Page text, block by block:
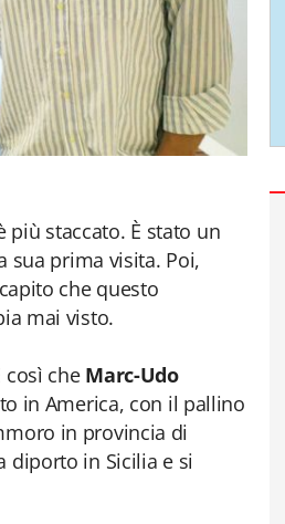
più staccato. È stato un
sua prima visita. Poi,
che questo
mai visto.
così che Marc-Udo
in America, con il pallino
in provincia di
diporto in Sicilia e si